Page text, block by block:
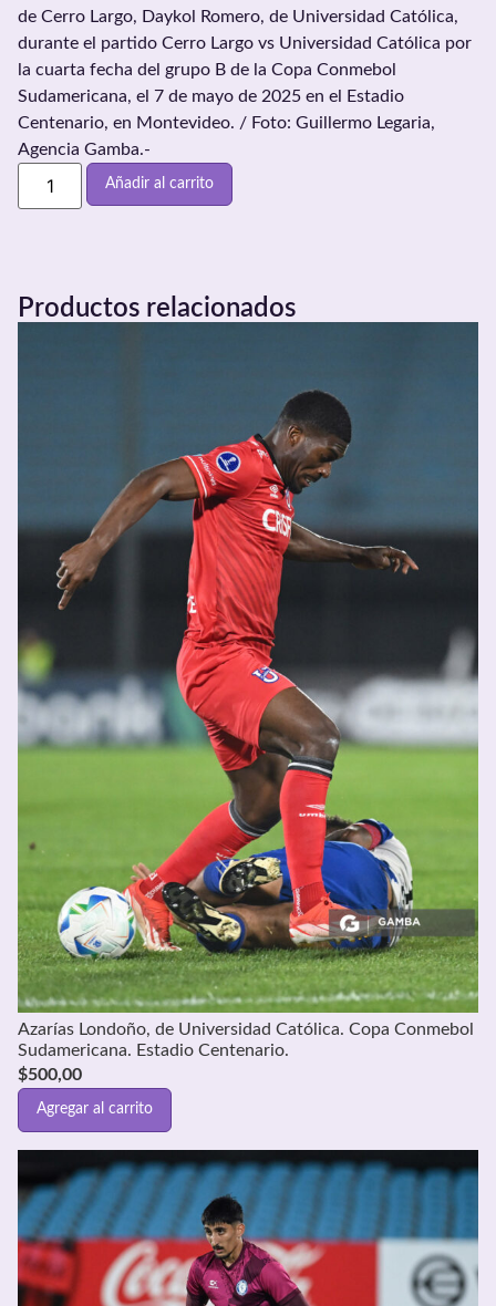
de Cerro Largo, Daykol Romero, de Universidad Católica,
durante el partido Cerro Largo vs Universidad Católica por
la cuarta fecha del grupo B de la Copa Conmebol
Sudamericana, el 7 de mayo de 2025 en el Estadio
Centenario, en Montevideo. / Foto: Guillermo Legaria,
Agencia Gamba.-
Añadir al carrito
Productos relacionados
Azarías Londoño, de Universidad Católica. Copa Conmebol
Sudamericana. Estadio Centenario.
$500,00
Agregar al carrito